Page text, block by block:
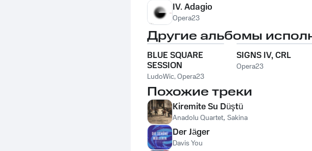
IV. Adagio
Opera23
Другие альбомы
BLUE SQUARE
SESSION
LudoWic,Opera23
SIGNS IV, CRL
Opera23
Похожие треки
Kiremite Su Düştü
Anadolu Quartet, Sakina
Der Jäger
Davis You